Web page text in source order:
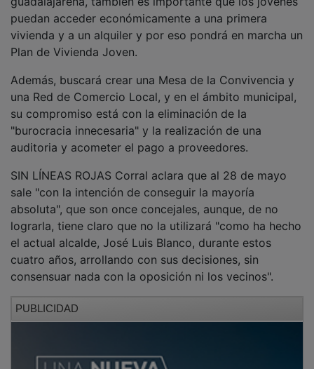
puedan acceder económicamente a una primera
vivienda y a un alquiler y por eso pondrá en marcha un
Plan de Vivienda Joven.
una Red de Comercio Local, y en el ámbito municipal,
su compromiso está con la eliminación de la
"burocracia innecesaria" y la realización de una
auditoria y acometer el pago a proveedores.
SIN LÍNEAS ROJAS Corral aclara que al 28 de mayo
sale "con la intención de conseguir la mayoría
absoluta", que son once concejales, aunque, de no
lograrla, tiene claro que no la utilizará "como ha hecho
el actual alcalde, José Luis Blanco, durante estos
cuatro años, arrollando con sus decisiones, sin
consensuar nada con la oposición ni los vecinos".